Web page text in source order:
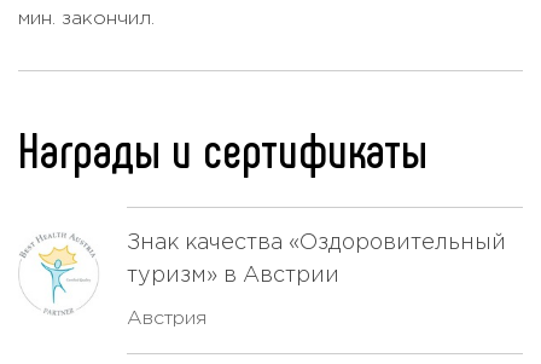
Уменьшение груди
Химиотерапия Цена по запросу
Химиотерапия при раке молочной
Цена по запросу
мин. закончил.
Награды и сертификаты
Знак качества «Оздоровительный
туризм» в Австрии
Австрия